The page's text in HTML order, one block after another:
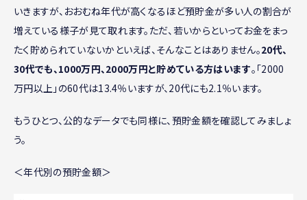
いきますが、おおむね年代が高くなるほど預貯金が多い人の割合が
増えている様子が見て取れます。ただ、若いからといってお金をまっ
たく貯められていないかといえば、そんなことはありません。20代、
30代でも、1000万円、2000万円と貯めている方はいます。「2000
万円以上」の60代は13.4％いますが、20代にも2.1％います。
もうひとつ、公的なデータでも同様に、預貯金額を確認してみましょ
う。
＜年代別の預貯金額＞